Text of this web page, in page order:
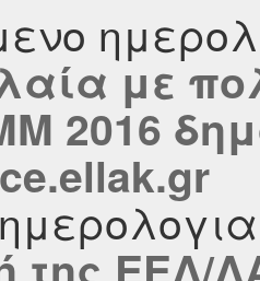
με
2016